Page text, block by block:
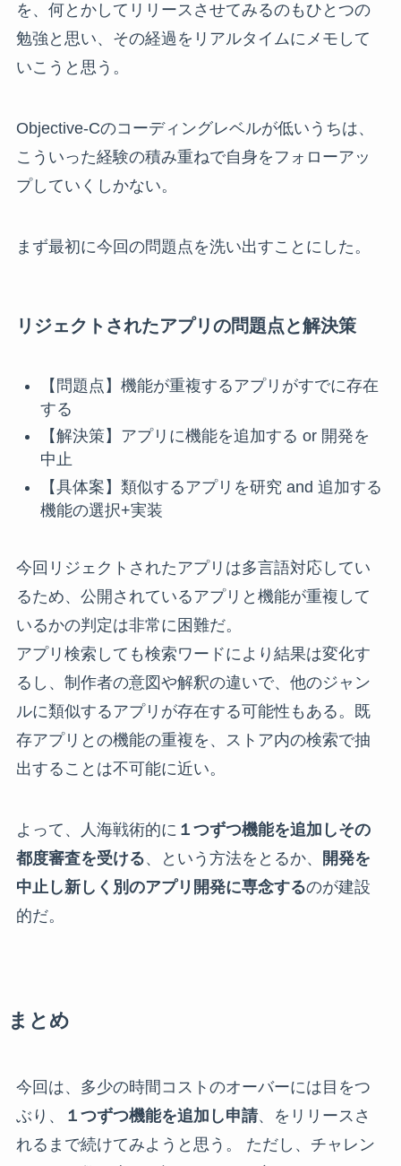
を、何とかしてリリースさせてみるのもひとつの
勉強と思い、その経過をリアルタイムにメモして
いこうと思う。
Objective-Cのコーディングレベルが低いうちは、
こういった経験の積み重ねで自身をフォローアッ
プしていくしかない。
まず最初に今回の問題点を洗い出すことにした。
リジェクトされたアプリの問題点と解決策
【問題点】機能が重複するアプリがすでに存在
する
【解決策】アプリに機能を追加する or 開発を
中止
【具体案】類似するアプリを研究 and 追加する
機能の選択+実装
今回リジェクトされたアプリは多言語対応してい
るため、公開されているアプリと機能が重複して
いるかの判定は非常に困難だ。
アプリ検索しても検索ワードにより結果は変化す
るし、制作者の意図や解釈の違いで、他のジャン
ルに類似するアプリが存在する可能性もある。既
存アプリとの機能の重複を、ストア内の検索で抽
出することは不可能に近い。
よって、人海戦術的に １つずつ機能を追加しその
都度審査を受ける、という方法をとるか、
開発を
中止し新しく別のアプリ開発に専念するのが建設
的だ。
まとめ
今回は、多少の時間コストのオーバーには目をつ
ぶり、
１つずつ機能を追加し申請、をリリースさ
れるまで続けてみようと思う。 ただし、チャレン